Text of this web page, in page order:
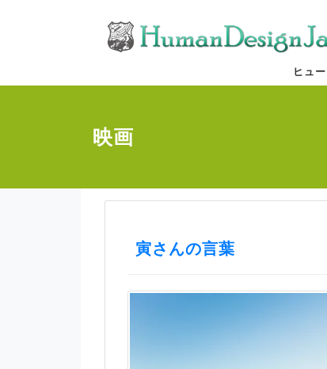
ヒュ
映画
寅さんの言葉